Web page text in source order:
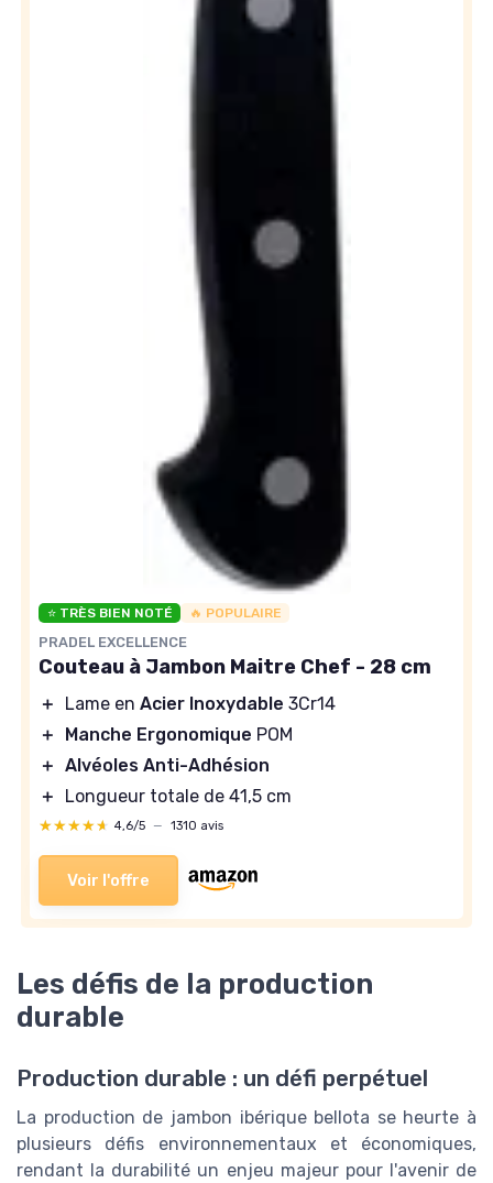
⭐ TRÈS BIEN NOTÉ 🔥 POPULAIRE
PRADEL EXCELLENCE
Couteau à Jambon Maitre Chef - 28 cm
＋ Lame en Acier Inoxydable 3Cr14
＋
Manche Ergonomique POM
＋ Alvéoles Anti-Adhésion
＋
Longueur totale de 41,5 cm
★★★★★
★★★★★ 4,6/5 — 1310 avis
Voir l'offre
Les défis de la production
durable
Production durable : un défi perpétuel
La production de jambon ibérique bellota se heurte à
plusieurs défis environnementaux et économiques,
rendant la durabilité un enjeu majeur pour l'avenir de